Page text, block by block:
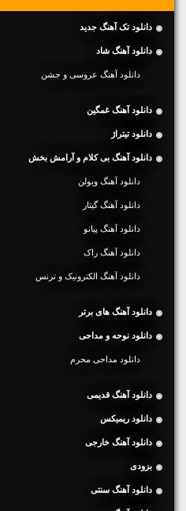
دانلود تک آهنگ جدید
دانلود آهنگ شاد
دانلود آهنگ عروسی و جشن
دانلود آهنگ غمگین
دانلود تیتراژ
دانلود آهنگ بی کلام و آرامش بخش
دانلود آهنگ ویولن
دانلود آهنگ گیتار
دانلود آهنگ پیانو
دانلود آهنگ راک
دانلود آهنگ الکترونیک و ترنس
دانلود آهنگ های برتر
دانلود نوحه و مداحی
دانلود مداحی محرم
دانلود آهنگ قدیمی
دانلود ریمیکس
دانلود آهنگ خارجی
بزودی
دانلود آهنگ سنتی